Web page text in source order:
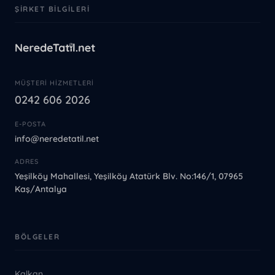
ŞIRKET BILGILERI
MÜŞTERI HIZMETLERI
0242 606 2026
E-POSTA
info@neredetatil.net
ADRES
Yeşilköy Mahallesi, Yeşilköy Atatürk Blv. No:146/1, 07965
Kaş/Antalya
BÖLGELER